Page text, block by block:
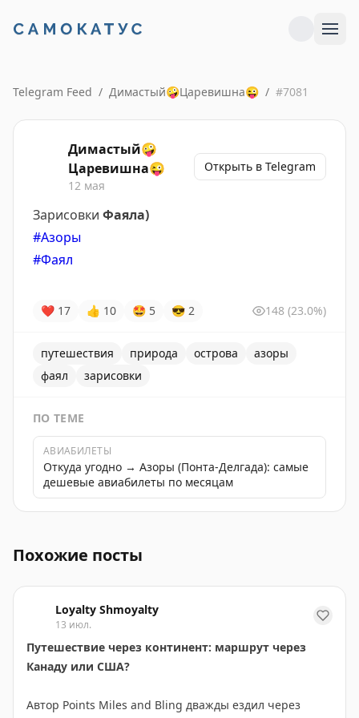
Telegram Feed / Димастый🤪Царевишна😜 / #7081
Димастый🤪
Царевишна😜
12 мая
Открыть в Telegram
Зарисовки Фаяла)
#Азоры
#Фаял
❤ 17 👍 10 🤩 5 😎 2 148 (23.0%)
путешествия природа острова
азоры
фаял
зарисовки
ПО ТЕМЕ
АВИАБИЛЕТЫ
Откуда угодно → Азоры (Понта-Делгада): самые
дешевые авиабилеты по месяцам
Похожие посты
Loyalty Shmoyalty
13 июл.
Путешествие через континент: маршрут через
Канаду или США?
Автор Points Miles and Bling дважды ездил через